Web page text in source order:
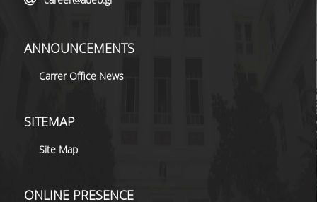
ANNOUNCEMENTS
Carrer Office News
SITEMAP
Site Map
ONLINE PRESENCE